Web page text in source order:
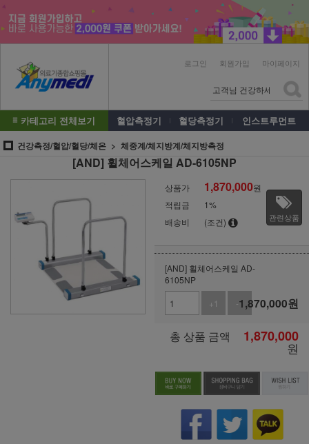
로그인 회원가입 마이페이지
카테고리 전체보기 혈압측정기 혈당측정기 인스트루먼트
건강측정/혈압/혈당/체온 체중계/체지방계/체지방측정
[AND] 휠체어스케일 AD-6105NP
상품가 1,870,000원
적립금
1%
배송비
(조건) 관련상품
[AND] 휠체어스케일 AD-
6105NP
+1
-11,870,000원
총 상품 금액 1,870,000
원